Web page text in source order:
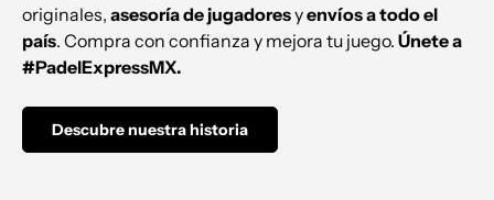
originales, asesoría de jugadoresyenvíos a todo el
país. Compra con confianza y mejora tu juego. Únete a
#PadelExpressMX.
Descubre nuestra historia